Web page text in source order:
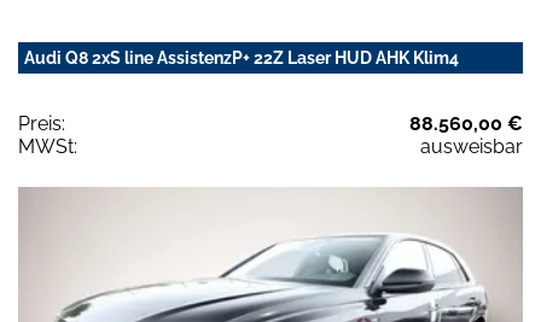
Audi Q8 2xS line AssistenzP+ 22Z Laser HUD AHK Klim4
Preis:
88.560,00 €
MWSt:
ausweisbar